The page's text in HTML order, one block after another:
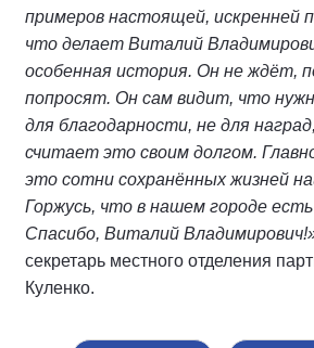
примеров настоящей, искренней
что делает Виталий
особенная история. Он не ждёт,
попросят. Он сам видит, что
для благодарности, не для
считает это своим долгом.
это сотни сохранённых жизней
Горжусь, что в нашем городе
Спасибо, Виталий
секретарь местного отделения
Куленко.